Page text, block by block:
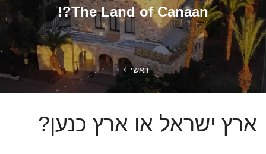
The Land of Canaan?!
ראשי
ארץ ישראל או ארץ כנען?